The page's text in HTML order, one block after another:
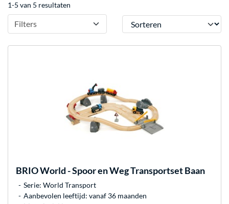
1-5 van 5 resultaten
Filters Sorteren
BRIOWorld - Spoor en Weg Transportset Baan
Serie: World Transport
Aanbevolen leeftijd: vanaf 36 maanden